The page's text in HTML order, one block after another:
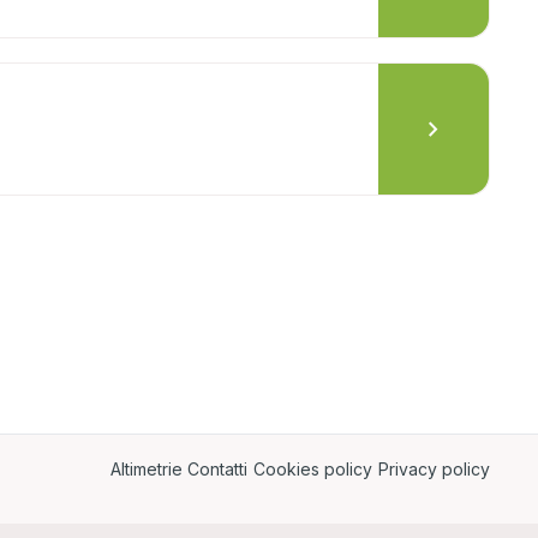
chevron_right
Altimetrie Contatti Cookies policy Privacy policy